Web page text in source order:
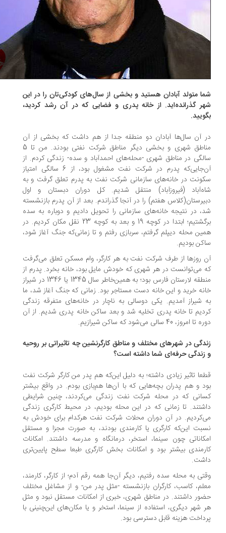
متولد آبادان هستید و بخشی از سال‌های کودکی‌تان را در این
گذرانده‌اید. از خانه پدری و فضایی که در آن رشد کردید،
آن سال‌ها آبادان دو منطقه جدا از هم داشت که بخشی از آن
مناطق شهری و بخشی دیگر مناطق شرکت نفتی بودند. من تا 5
در مناطق شهری -محله‌های احمدآباد و سده- زندگی کردم. از
آن‌جایی‌که پدرم در شرکت نفت مشغول بود، از 6 سالگی امتیاز
در خانه‌های سازمانی شرکت نفت به پدرم تعلق گرفت و به
(فیروزآباد) منتقل شدیم. کل دوران دبستان و اول
هفتم) را در آنجا گذراندم. بعد از آن پدرم بازنشسته
در نتیجه خانه‌های سازمانی را تحویل دادیم و دوباره به سده
برگشتیم؛ ابتدا در کوچه 19 و بعد به کوچه 23 نقل مکان کردیم. در
محله دیپلم گرفتم، سربازی رفتم و تا زمانی‌که جنگ آغاز شود،
بودیم.
روزها از طرف شرکت نفت به هر کارگر، وام مسکن تعلق می‌گرفت
می‌توانست در هر شهری که خودش مایل بود، خانه بخرد. پدرم از
منطقه لارستان فارس بود؛ به همین‌خاطر سال 1345 یا 1346 در شیراز
خرید و این خانه دست مستاجر بود. زمانی که جنگ آغاز شد، ما
شیراز آمدیم. یکی دوسالی به ناچار در خانه‌های متفرقه زندگی
تا خانه پدری تخلیه شد و بعد ساکن خانه پدری شدیم. از آن
40 سالی می‌شود که ساکن شیرازیم.
در شهرهای مختلف و مناطق کارگرنشین چه تاثیراتی بر روحیه
حرفه‌ای شما داشته است؟
تاثیر زیادی داشته؛ به دلیل این‌که هم پدر من کارگر شرکت نفت
و هم پدران بچه‌هایی که با آن‌ها هم‌بازی بودم. در واقع بیشتر
که در محله شرکت نفت زندگی می‌کردند، چنین شرایطی
تا زمانی که در این محله بودیم، در محیط کارگری زندگی
در آن دوران محلات شرکت نفت هرکدام برای خودش به
این‌که کارگری یا کارمندی بودند، به صورت مجزا و مستقل
چون سینما، استخر، درمانگاه و مدرسه داشتند. امکانات
بیشتر بود و امکانات بخش کارگری طبعا سطح پایین‌تری
به محله سده رفتیم، دیگر آن‌جا همه رقم آدم؛ از کارگر، کارمند،
کاسب، کارگران بازنشسته -مثل پدر من- و از مشاغل مختلف
داشتند. در مناطق شهری، خبری از امکانات مستقل نبود و مثل
شهر دیگری، استفاده از سینما، استخر و یا مکان‌های این‌چنینی با
هزینه قابل دسترسی بود.